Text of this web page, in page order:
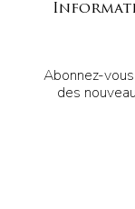
Abonnez-
des